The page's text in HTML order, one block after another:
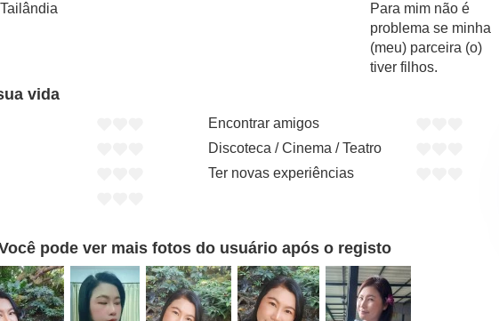
Tailândia
Para mim não é
problema se minha
(meu) parceira (o)
tiver filhos.
vida
Encontrar amigos
Discoteca / Cinema / Teatro
Ter novas experiências
pode ver mais fotos do usuário após o registo